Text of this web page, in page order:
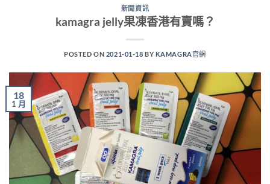
新聞資訊
kamagra jelly果凍香港有賣嗎？
POSTED ON 2021-01-18 BY KAMAGRA官網
18
1 月